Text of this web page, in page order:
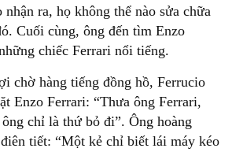
ra, họ không thể nào sửa chữa
Cuối cùng, ông đến tìm Enzo
chiếc Ferrari nổi tiếng.
chờ hàng tiếng đồng hồ, Ferrucio
Enzo Ferrari: “Thưa ông Ferrari,
chỉ là thứ bỏ đi”. Ông hoàng
tiết: “Một kẻ chỉ biết lái máy kéo